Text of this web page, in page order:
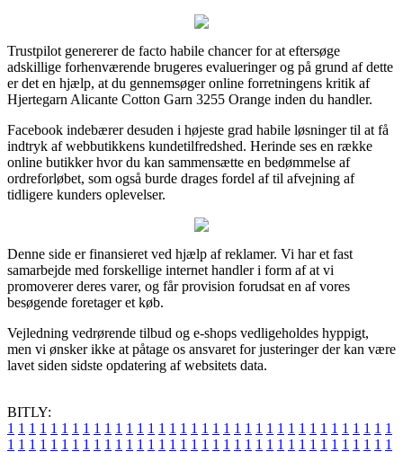
Trustpilot genererer de facto habile chancer for at eftersøge
adskillige forhenværende brugeres evalueringer og på grund af dette
er det en hjælp, at du gennemsøger online forretningens kritik af
Hjertegarn Alicante Cotton Garn 3255 Orange inden du handler.
Facebook indebærer desuden i højeste grad habile løsninger til at få
indtryk af webbutikkens kundetilfredshed. Herinde ses en række
online butikker hvor du kan sammensætte en bedømmelse af
ordreforløbet, som også burde drages fordel af til afvejning af
tidligere kunders oplevelser.
Denne side er finansieret ved hjælp af reklamer. Vi har et fast
samarbejde med forskellige internet handler i form af at vi
promoverer deres varer, og får provision forudsat en af vores
besøgende foretager et køb.
Vejledning vedrørende tilbud og e-shops vedligeholdes hyppigt,
men vi ønsker ikke at påtage os ansvaret for justeringer der kan være
lavet siden sidste opdatering af websitets data.
BITLY:
1 1 1 1 1 1 1 1 1 1 1 1 1 1 1 1 1 1 1 1 1 1 1 1 1 1 1 1 1 1 1 1 1 1 1 1
1 1 1 1 1 1 1 1 1 1 1 1 1 1 1 1 1 1 1 1 1 1 1 1 1 1 1 1 1 1 1 1 1 1 1 1